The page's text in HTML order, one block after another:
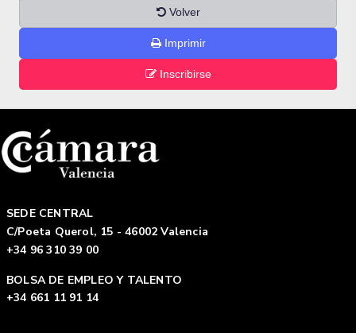
Volver
Imprimir
Inscribirse
SEDE CENTRAL
C/Poeta Querol, 15 - 46002 Valencia
+34 96 310 39 00
BOLSA DE EMPLEO Y TALENTO
+34 661 11 91 14